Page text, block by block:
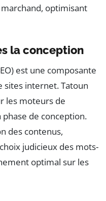
optimisant
la conception
est une composante
sites internet. Tatoun
les moteurs de
de conception.
des contenus,
judicieux des mots-
optimal sur les